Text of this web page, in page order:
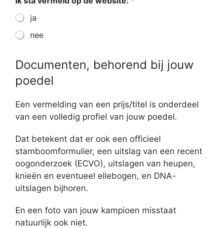
o
e
d
e
ja
nee
Documenten, behorend bij jouw
poedel
Een vermelding van een prijs/titel is onderdeel
van een volledig profiel van jouw poedel.
Dat betekent dat er ook een officieel
stamboomformulier, een uitslag van een recent
oogonderzoek (ECVO), uitslagen van heupen,
knieën en eventueel ellebogen, en DNA-
uitslagen bijhoren.
En een foto van jouw kampioen misstaat
natuurlijk ook niet.